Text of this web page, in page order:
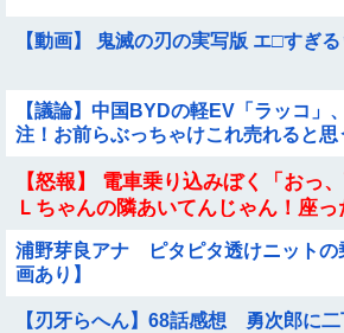
【動画】 鬼滅の刃の実写版 エ□すぎ
【議論】中国BYDの軽EV「ラッコ」
注！お前らぶっちゃけこれ売れると思
【怒報】 電車乗り込みぼく「おっ
Ｌちゃんの隣あいてんじゃん！座
w w w w w w w
浦野芽良アナ ピタピタ透けニットの
画あり】
【刃牙らへん】68話感想 勇次郎に